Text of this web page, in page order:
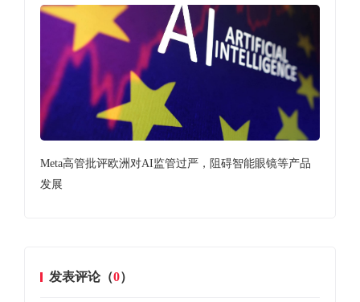
Meta高管批评欧洲对AI监管过严，阻碍智能眼镜等产品
发展
发表评论（0）